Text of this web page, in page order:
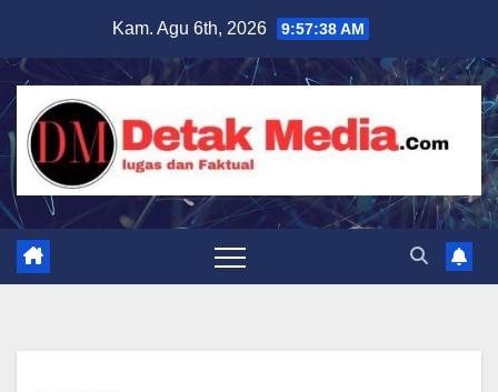
content
Kam. Agu 6th, 2026 9:57:40 AM